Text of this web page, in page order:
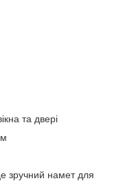
та двері
зручний намет для